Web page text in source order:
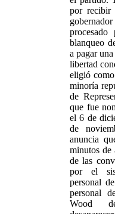
por recibir
blanqueo
a pagar
libertad
eligió
minoría
de
que fue
el 6 de
de
anuncia
minutos de
de las
por el
personal
personal
Wood